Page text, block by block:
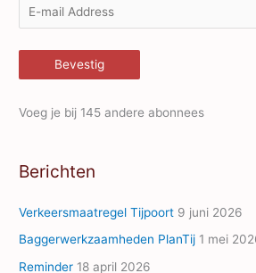
-
m
a
d
r
e
s
Bevestig
Voeg je bij 145 andere abonnees
Berichten
Verkeersmaatregel Tijpoort 9 juni 2026
Baggerwerkzaamheden PlanTij 1 mei
Reminder 18 april 2026